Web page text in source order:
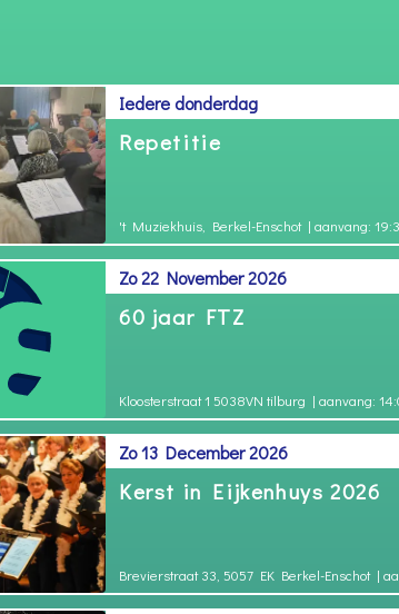
Iedere donderdag
Repetitie
't Muziekhuis, Berkel-Enschot | aanvang:
Zo 22 November 2026
60 jaar FTZ
Kloosterstraat 1 5038VN tilburg | aanvang:
Zo 13 December 2026
Kerst in Eijkenhuys 2026
Brevierstraat 33, 5057 EK Berkel-Enschot |